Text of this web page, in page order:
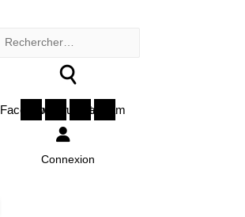
Rechercher :
FacebookTwitterYoutubeInstagram
Connexion